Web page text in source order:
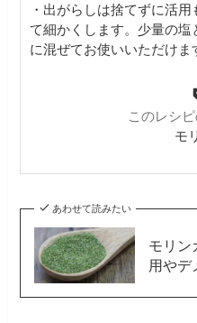
・ 出がらしは捨てずに活
て細かくします。少量の
に混ぜてお使いいただけま
このレシ
モ
あわせて読みたい
モリン
用やデ